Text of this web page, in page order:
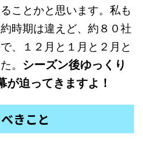
ことかと思います。私も
時期は違えど、約８０社
、１２月と１月と２月と
。 シーズン後ゆっくり
が迫ってきますよ！
きこと